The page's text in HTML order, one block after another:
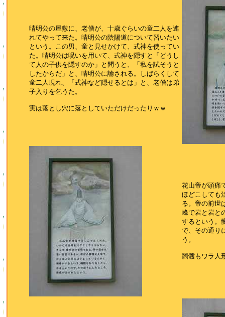
晴明公の屋敷に、老僧が、十歳ぐらいの童二人を連
れてやって来た。晴明公の陰陽道について習いたい
という。この男、童と見せかけて、式神を使ってい
た。晴明公は呪いを用いて、式神を隠すと「どうし
て人の子供を隠すのか」と問うと、「私を試そうと
したからだ」と、晴明公に諭される。しばらくして
童二人現れ、「式神など隠せるとは」と、老僧は弟
子入りを乞うた。
実は落とし穴に落としていただけだったりｗｗ
花山帝が頭痛
ほどこしても
る。帝の前世
峰で岩と岩と
するという。
で、その通り
う。
髑髏もワラ人